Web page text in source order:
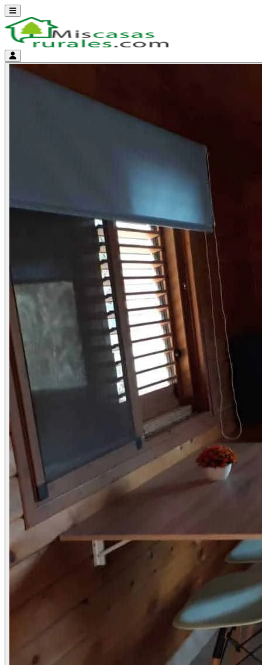
Abrir menú
Menú de cuenta